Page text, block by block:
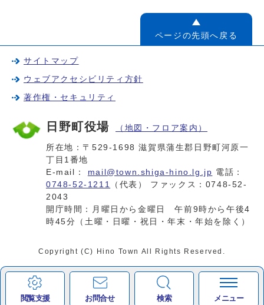
閲覧支援 お問合せ 検索 メニュー
ページの先頭へ戻る
サイトマップ
ウェブアクセシビリティ方針
著作権・セキュリティ
日野町役場 （地図・フロア案内）
所在地：〒529-1698 滋賀県蒲生郡日野町河原一
丁目1番地
E-mail： mail@town.shiga-hino.lg.jp 電話：
0748-52-1211
（代表） ファックス：0748-52-
2043
開庁時間：月曜日から金曜日 午前9時から午後4
時45分（土曜・日曜・祝日・年末・年始を除く）
Copyright (C) Hino Town All Rights Reserved.